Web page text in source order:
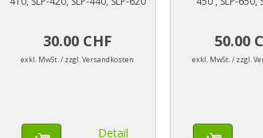
30.00 CHF
exkl. MwSt. / zzgl. Versandkosten
Detail
50.00
exkl. MwSt. / zzgl.